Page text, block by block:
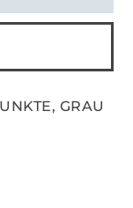
GRAU